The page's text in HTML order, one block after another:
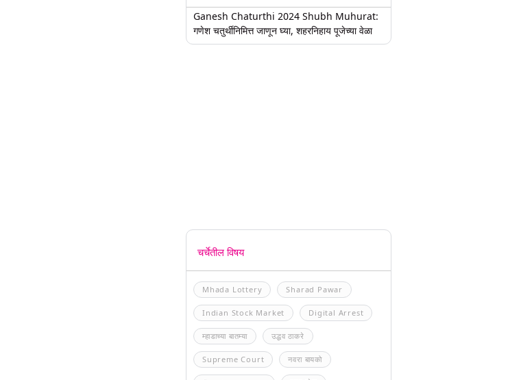
Ganesh Chaturthi 2024 Shubh Muhurat:
गणेश चतुर्थीनिमित्त जाणून घ्या, शहरनिहाय पूजेच्या वेळा
चर्चेतील विषय
Mhada Lottery Sharad Pawar
Indian Stock Market Digital Arrest
म्हाडाच्या बातम्या उद्धव ठाकरे
Supreme Court नवरा बायको